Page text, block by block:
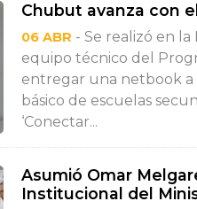
Chubut avanza con
06 ABR - Se realizó en
equipo técnico del
entregar una netbook
básico de escuelas
‘Conectar...
Asumió Omar
Institucional del